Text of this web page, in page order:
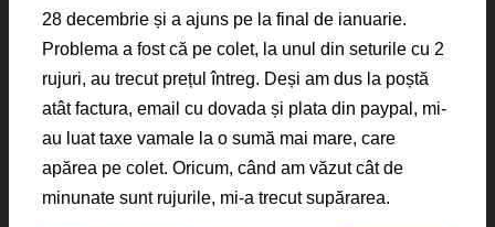
28 decembrie și a ajuns pe la final de ianuarie.
Problema a fost că pe colet, la unul din seturile cu 2
rujuri, au trecut prețul întreg. Deși am dus la poștă
atât factura, email cu dovada și plata din paypal, mi-
au luat taxe vamale la o sumă mai mare, care
apărea pe colet. Oricum, când am văzut cât de
minunate sunt rujurile, mi-a trecut supărarea.